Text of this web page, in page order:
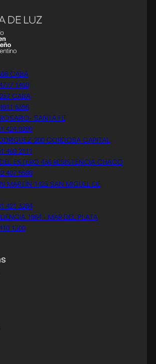
Instagram
on Facebook
CABA
1460
CABA
6356
SANTA FE
424 0280
200 CORDOBA CAPITAL
460 2111
ESTERO 436 RESISTENCIA CHACO
407 5598
MARTÍN 1423 SAN MIGUEL DE
421 3294
1964 - MAR DEL PLATA
1300